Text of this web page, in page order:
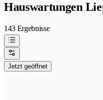
Hauswartungen
143 Ergebnisse
Jetzt geöffnet